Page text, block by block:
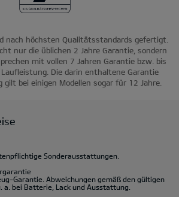
nach höchsten Qualitätsstandards gefertigt.
nur die üblichen 2 Jahre Garantie, sondern
mit vollen 7 Jahren Garantie bzw. bis
Die darin enthaltene Garantie
gilt bei einigen Modellen sogar für 12 Jahre.
Sonderausstattungen.
Garantie. Abweichungen gemäß den gültigen
a. bei Batterie, Lack und Ausstattung.